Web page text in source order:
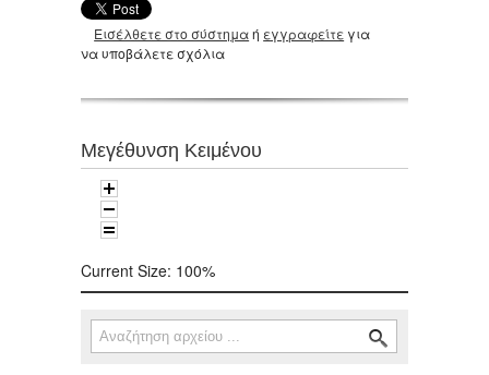
Εισέλθετε στο σύστημαή εγγραφείτε για
να υποβάλετε σχόλια
Μεγέθυνση Κειμένου
Current Size: 100%
Φόρμα αναζήτησης
Αναζήτηση